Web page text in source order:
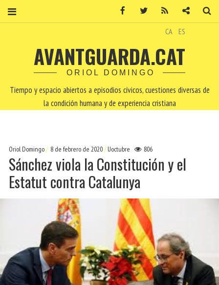
CA ES
AVANTGUARDA.CAT
ORIOL DOMINGO
Tiempo y espacio abiertos a episodios cívicos, cuestiones diversas de
la condición humana y de experiencia cristiana
Oriol Domingo 8 de febrero de 2020 Uoctubre 806
Sánchez viola la Constitución y el
Estatut contra Catalunya
Facebook Twitter Contacto